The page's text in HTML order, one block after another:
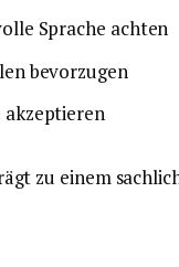
Sprache achten
bevorzugen
zu einem